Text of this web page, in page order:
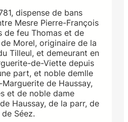
dispense de bans
Mesre Pierre-François
de feu Thomas et de
Morel, originaire de la
Tilleul, et demeurant en
de-Viette depuis
part, et noble demlle
de Haussay,
et de noble dame
Haussay, de la parr, de
Séez.